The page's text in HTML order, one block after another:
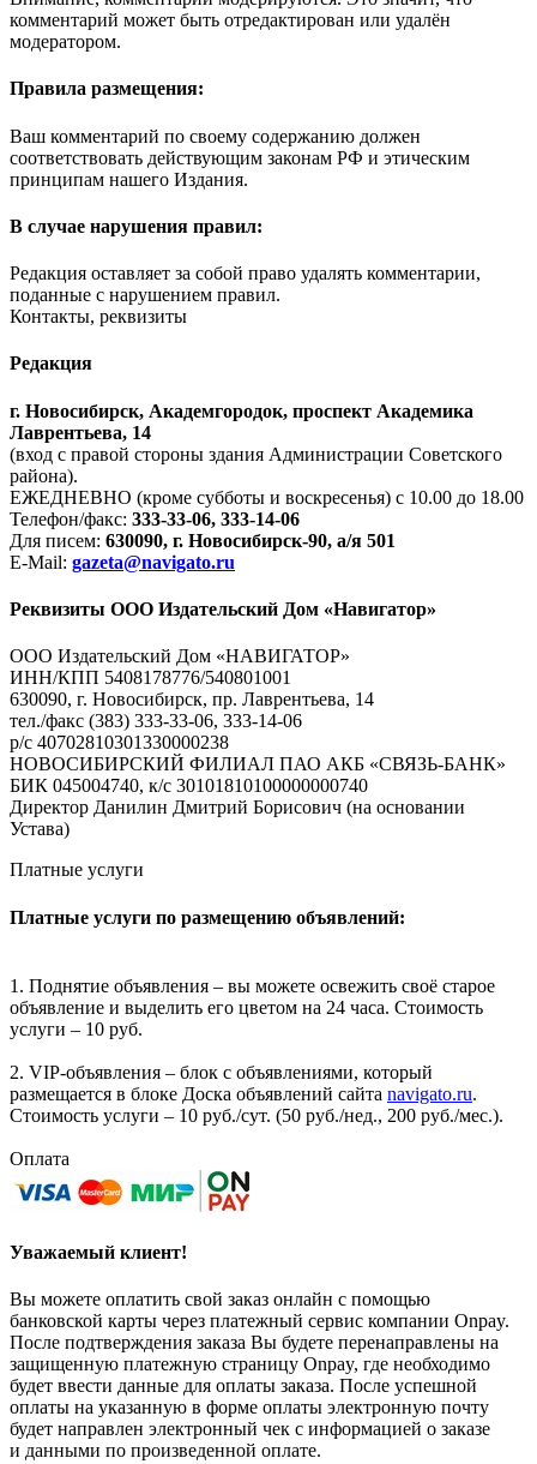
комментарий может быть отредактирован или удалён
модератором.
Правила размещения:
Ваш комментарий по своему содержанию должен
соответствовать действующим законам РФ и этическим
принципам нашего Издания.
В случае нарушения правил:
Редакция оставляет за собой право удалять комментарии,
поданные с нарушением правил.
Контакты, реквизиты
Редакция
г. Новосибирск, Академгородок, проспект Академика
Лаврентьева, 14
(вход с правой стороны здания Администрации Советского
района).
ЕЖЕДНЕВНО (кроме субботы и воскресенья) с 10.00 до 18.00
Телефон/факс: 333-33-06, 333-14-06
Для писем: 630090, г. Новосибирск-90, а/я 501
E-Mail: gazeta@navigato.ru
Реквизиты ООО Издательский Дом «Навигатор»
ООО Издательский Дом «НАВИГАТОР»
ИНН/КПП 5408178776/540801001
630090, г. Новосибирск, пр. Лаврентьева, 14
тел./факс (383) 333-33-06, 333-14-06
р/с 40702810301330000238
НОВОСИБИРСКИЙ ФИЛИАЛ ПАО АКБ «СВЯЗЬ-БАНК»
БИК 045004740, к/с 30101810100000000740
Директор Данилин Дмитрий Борисович (на основании
Устава)
Платные услуги
Платные услуги по размещению объявлений:
1. Поднятие объявления – вы можете освежить своё старое
объявление и выделить его цветом на 24 часа. Стоимость
услуги – 10 руб.
2. VIP-объявления – блок с объявлениями, который
размещается в блоке Доска объявлений сайта navigato.ru.
Стоимость услуги – 10 руб./сут. (50 руб./нед., 200 руб./мес.).
Оплата
Уважаемый клиент!
Вы можете оплатить свой заказ онлайн с помощью
банковской карты через платежный сервис компании Onpay.
После подтверждения заказа Вы будете перенаправлены на
защищенную платежную страницу Onpay, где необходимо
будет ввести данные для оплаты заказа. После успешной
оплаты на указанную в форме оплаты электронную почту
будет направлен электронный чек с информацией о заказе
и данными по произведенной оплате.